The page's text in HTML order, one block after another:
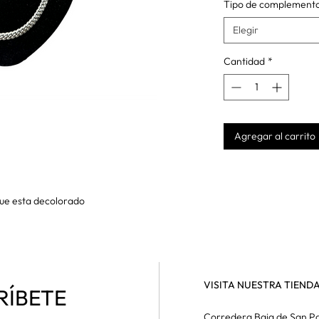
esta decolorado
Tipo de
Elegir
Cantidad *
Agregar al carrito
VISITA NUESTRA